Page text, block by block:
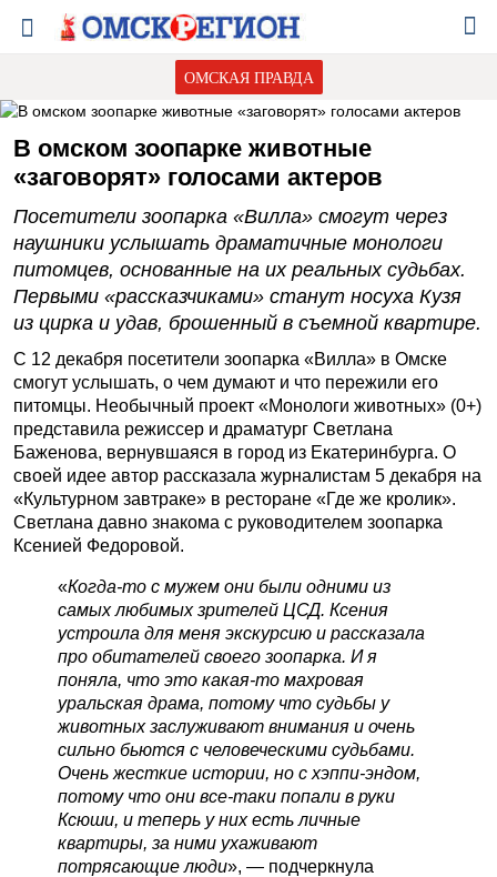
ОМСКАЯ ПРАВДА
В омском зоопарке животные
«заговорят» голосами актеров
Посетители зоопарка «Вилла» смогут через
наушники услышать драматичные монологи
питомцев, основанные на их реальных судьбах.
Первыми «рассказчиками» станут носуха Кузя
из цирка и удав, брошенный в съемной квартире.
С 12 декабря посетители зоопарка «Вилла» в Омске
смогут услышать, о чем думают и что пережили его
питомцы. Необычный проект «Монологи животных» (0+)
представила режиссер и драматург Светлана
Баженова, вернувшаяся в город из Екатеринбурга. О
своей идее автор рассказала журналистам 5 декабря на
«Культурном завтраке» в ресторане «Где же кролик».
Светлана давно знакома с руководителем зоопарка
Ксенией Федоровой.
«Когда-то с мужем они были одними из
самых любимых зрителей ЦСД. Ксения
устроила для меня экскурсию и рассказала
про обитателей своего зоопарка. И я
поняла, что это какая-то махровая
уральская драма, потому что судьбы у
животных заслуживают внимания и очень
сильно бьются с человеческими судьбами.
Очень жесткие истории, но с хэппи-эндом,
потому что они все-таки попали в руки
Ксюши, и теперь у них есть личные
квартиры, за ними ухаживают
потрясающие люди», — подчеркнула